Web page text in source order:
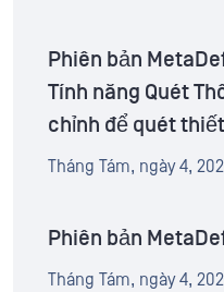
Phiên bản
Tính năng Quét
chỉnh để quét
Tháng Tám, ngày 4,
Phiên bản
Tháng Tám, ngày 4,